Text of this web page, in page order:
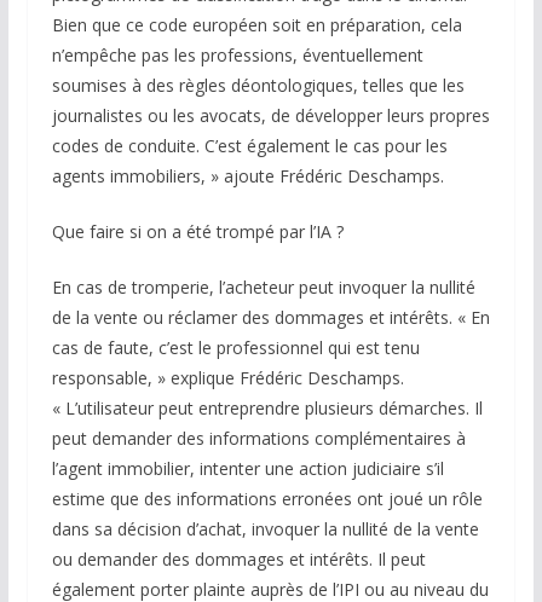
Bien que ce code européen soit en préparation, cela
n’empêche pas les professions, éventuellement
soumises à des règles déontologiques, telles que les
journalistes ou les avocats, de développer leurs propres
codes de conduite. C’est également le cas pour les
agents immobiliers, » ajoute Frédéric Deschamps.
Que faire si on a été trompé par l’IA ?
En cas de tromperie, l’acheteur peut invoquer la nullité
de la vente ou réclamer des dommages et intérêts. « En
cas de faute, c’est le professionnel qui est tenu
responsable, » explique Frédéric Deschamps.
« L’utilisateur peut entreprendre plusieurs démarches. Il
peut demander des informations complémentaires à
l’agent immobilier, intenter une action judiciaire s’il
estime que des informations erronées ont joué un rôle
dans sa décision d’achat, invoquer la nullité de la vente
ou demander des dommages et intérêts. Il peut
également porter plainte auprès de l’IPI ou au niveau du